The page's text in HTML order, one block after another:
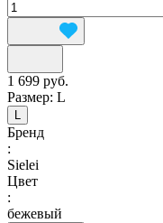
1 699 руб.
Размер: L
L
Бренд
:
Sielei
Цвет
:
бежевый